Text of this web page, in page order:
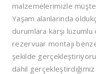
malzemelerimizle
Yaşam alanlarında
durumlara karşı
rezervuar montajı
şekilde
dahil